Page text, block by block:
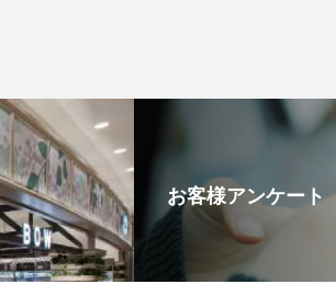
お客様アンケート